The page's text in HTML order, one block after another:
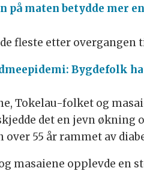
på maten betydde mer
fleste etter
Bygdefolk
Tokelau-folket og
det en jevn økning
55 år rammet av
masaiene opplevde en